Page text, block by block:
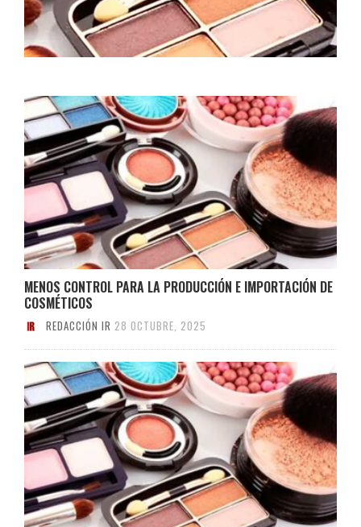
MENOS CONTROL PARA LA PRODUCCIÓN E IMPORTACIÓN DE
COSMÉTICOS
REDACCIÓN IR 28 OCTUBRE, 2025